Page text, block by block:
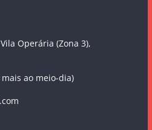
Operária (Zona 3),
ao meio-dia)